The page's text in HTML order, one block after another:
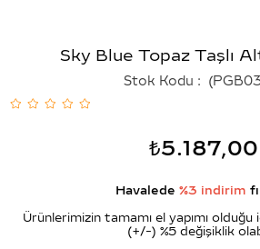
Sky Blue Topaz Taşlı
Stok Kodu
₺5.187,00
Havalede %3 indirim
Ürünlerimizin tamamı el yapımı olduğu
(+/-) %5 değişiklik